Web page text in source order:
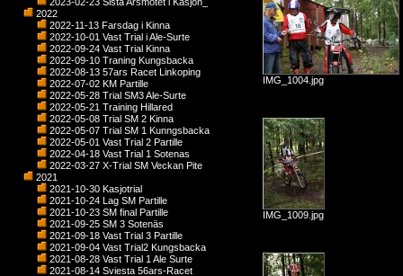
2022
2022-11-13 Farsdag i Kinna
2022-10-01 Vast Trial i Ale-Surte
2022-09-24 Vast Trial Kinna
2022-09-10 Traning Kungsbacka
2022-08-13 57ars Racet Linkoping
2022-07-02 KM Partille
2022-05-28 Trial SM3 Ale-Surte
2022-05-21 Training Hillared
2022-05-08 Trial SM 2 Kinna
2022-05-07 Trial SM 1 Kunngsbacka
2022-05-01 Vast Trial 2 Partille
2022-04-18 Vast Trial 1 Sotenas
2022-03-27 X-Trial SM Veckan Pite
2021
2021-10-30 Kasjotrial
2021-10-24 Lag SM Partille
2021-10-23 SM final Partille
2021-09-25 SM 3 Sotenäs
2021-09-18 Vast Trial 3 Partille
2021-09-04 Vast Trial2 Kungsbacka
2021-08-28 Vast Trial 1 Ale Surte
2021-08-14 Sviesta 56ars-Racet
IMG_1004.jpg
IMG_1009.jpg